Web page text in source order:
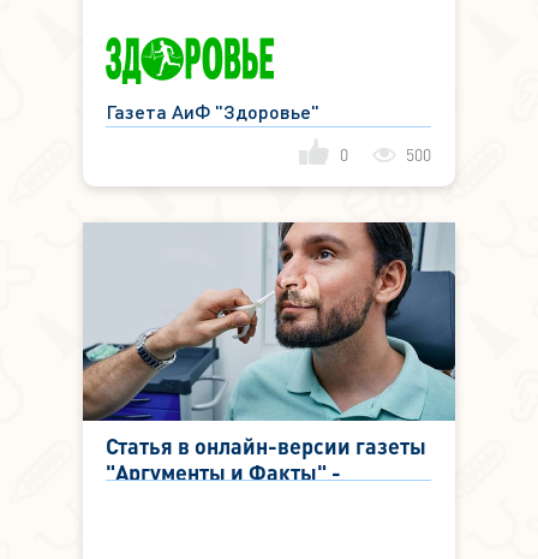
Газета АиФ "Здоровье"
0 500
Статья в онлайн-версии газеты
"Аргументы и Факты" -